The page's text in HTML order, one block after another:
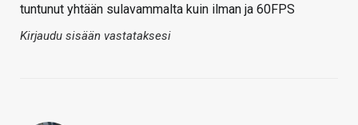
tuntunut yhtään sulavammalta kuin ilman ja 60FPS
Kirjaudu sisään vastataksesi